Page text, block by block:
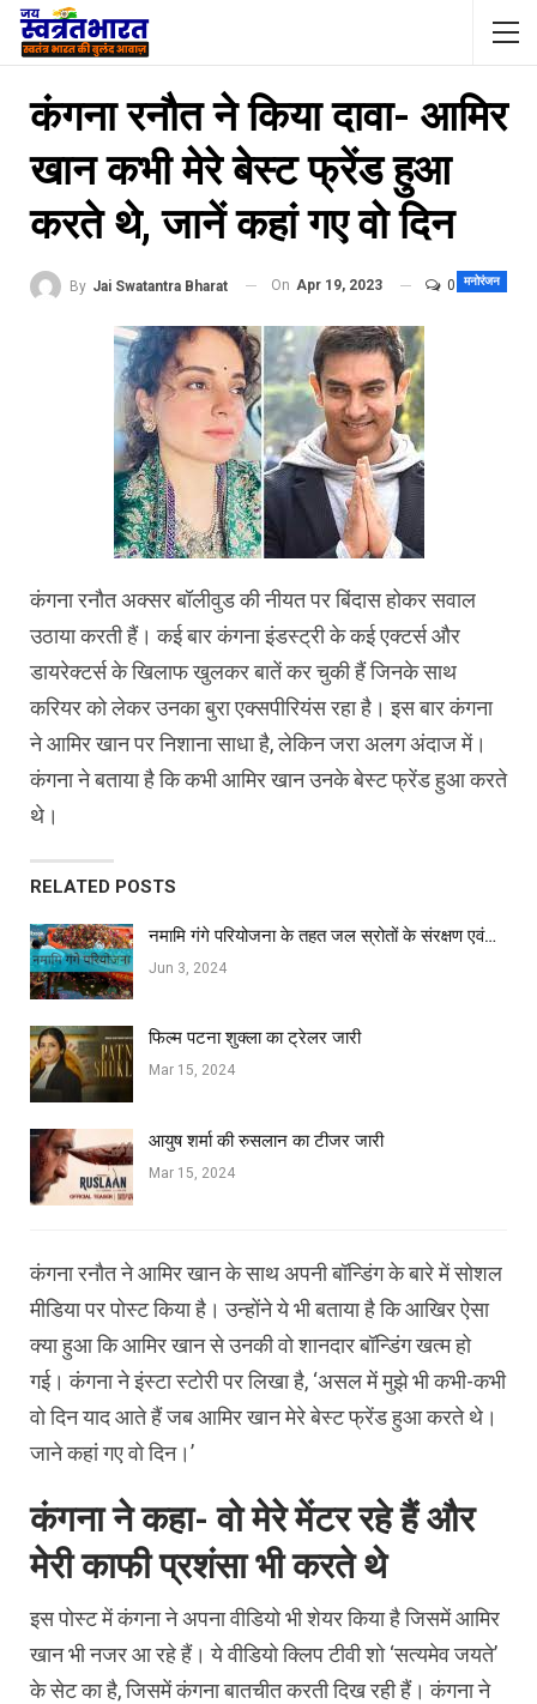
कंगना रनौत ने किया दावा- आमिर
खान कभी मेरे बेस्ट फ्रेंड हुआ
करते थे, जानें कहां गए वो दिन
मनोरंजन
By Jai Swatantra Bharat On Apr 19, 2023 0
कंगना रनौत अक्सर बॉलीवुड की नीयत पर बिंदास होकर सवाल
उठाया करती हैं। कई बार कंगना इंडस्ट्री के कई एक्टर्स और
डायरेक्टर्स के खिलाफ खुलकर बातें कर चुकी हैं जिनके साथ
करियर को लेकर उनका बुरा एक्सपीरियंस रहा है। इस बार कंगना
ने आमिर खान पर निशाना साधा है, लेकिन जरा अलग अंदाज में।
कंगना ने बताया है कि कभी आमिर खान उनके बेस्ट फ्रेंड हुआ करते
थे।
RELATED POSTS
नमामि गंगे परियोजना के तहत जल स्रोतों के संरक्षण एवं…
Jun 3, 2024
फिल्‍म पटना शुक्ला का ट्रेलर जारी
Mar 15, 2024
आयुष शर्मा की रुसलान का टीजर जारी
Mar 15, 2024
कंगना रनौत ने आमिर खान के साथ अपनी बॉन्डिंग के बारे में सोशल
मीडिया पर पोस्ट किया है। उन्होंने ये भी बताया है कि आखिर ऐसा
क्या हुआ कि आमिर खान से उनकी वो शानदार बॉन्डिंग खत्म हो
गई। कंगना ने इंस्टा स्टोरी पर लिखा है, ‘असल में मुझे भी कभी-कभी
वो दिन याद आते हैं जब आमिर खान मेरे बेस्ट फ्रेंड हुआ करते थे।
जाने कहां गए वो दिन।’
कंगना ने कहा- वो मेरे मेंटर रहे हैं और
मेरी काफी प्रशंसा भी करते थे
इस पोस्ट में कंगना ने अपना वीडियो भी शेयर किया है जिसमें आमिर
खान भी नजर आ रहे हैं। ये वीडियो क्लिप टीवी शो ‘सत्यमेव जयते’
के सेट का है, जिसमें कंगना बातचीत करती दिख रही हैं। कंगना ने